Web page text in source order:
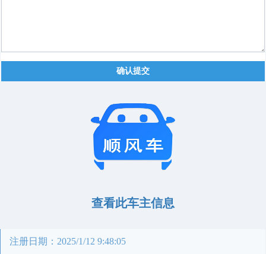
确认提交
查看此车主信息
注册日期：2025/1/12 9:48:05